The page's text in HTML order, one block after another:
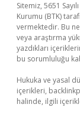
Sitemiz, 5651
Kurumu (BTK)
vermektedir. Bu
veya araştırma
yazdıkları
bu sorumluluğu
Hukuka ve yasal
içerikleri,
halinde, ilgili